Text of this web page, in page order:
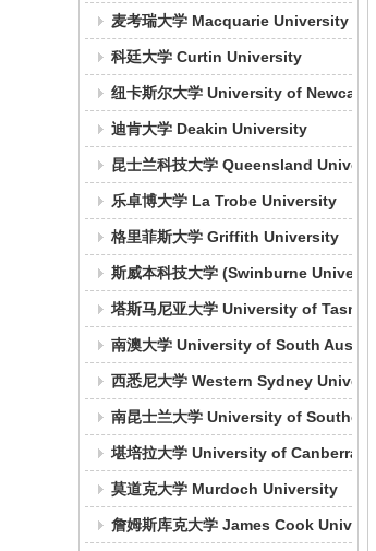
麦考瑞大学 Macquarie University
科廷大学 Curtin University
纽卡斯尔大学 University of Newcastle
迪肯大学 Deakin University
昆士兰科技大学 Queensland
乐卓博大学 La Trobe University
格里菲斯大学 Griffith University
斯威本科技大学 (Swinburne
塔斯马尼亚大学 University of
南澳大学 University of South
西悉尼大学 Western Sydney
南昆士兰大学 University of
堪培拉大学 University of Canberra
莫道克大学 Murdoch University
詹姆斯库克大学 James Cook